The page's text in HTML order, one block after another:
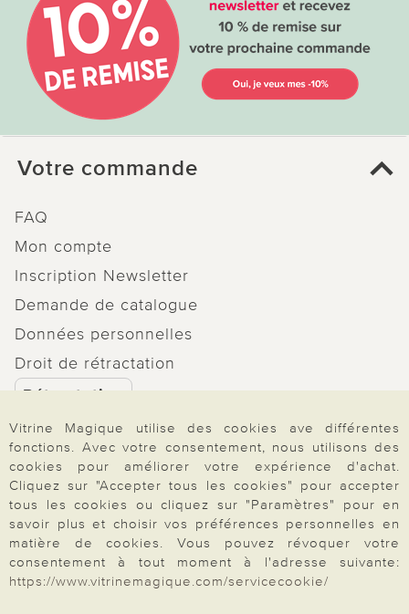
Votre commande
FAQ
Mon compte
Inscription Newsletter
Demande de catalogue
Données personnelles
Droit de rétractation
Rétractation
Paiement & Livraison
À propos de nous
Vitrine Magique utilise des cookies ave différentes
fonctions. Avec votre consentement, nous utilisons des
cookies pour améliorer votre expérience d'achat.
Cliquez sur "Accepter tous les cookies" pour accepter
tous les cookies ou cliquez sur "Paramètres" pour en
savoir plus et choisir vos préférences personnelles en
matière de cookies. Vous pouvez révoquer votre
consentement à tout moment à l'adresse suivante:
https://www.vitrinemagique.com/servicecookie/